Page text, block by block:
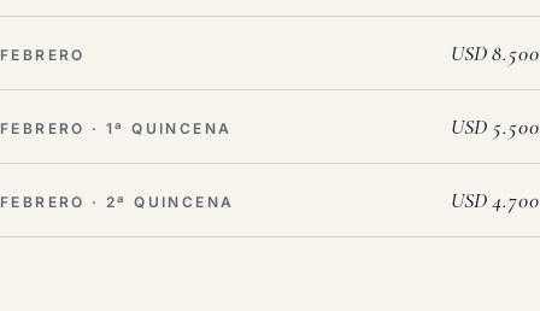
FEBRERO USD 8.500
FEBRERO · 1ª QUINCENA USD 5.500
FEBRERO · 2ª QUINCENA USD 4.700